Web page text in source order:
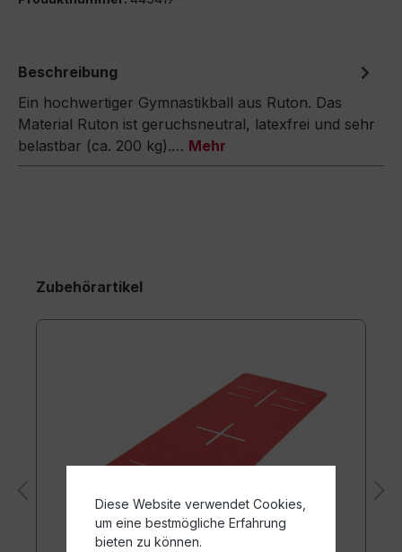
Beschreibung
Ein hochwertiger Gymnastikball aus Ruton. Das
Material Ruton ist geruchsneutral, latexfrei und sehr
belastbar (ca. 200 kg).… Mehr
Zubehörartikel
Diese Website verwendet Cookies,
um eine bestmögliche Erfahrung
bieten zu können.